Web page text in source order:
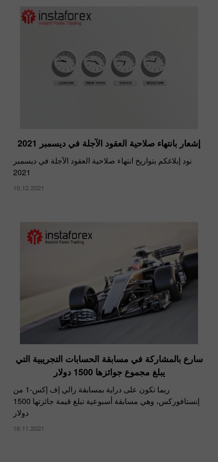
إشعار بانتهاء صلاحية العقود الآجلة في ديسمبر 2021
نود إبلاغكم بتواريخ انتهاء صلاحية العقود الآجلة في ديسمبر
2021
10.12.2021
سارع بالمشاركة في مسابقة الحسابات التجريبية التي
يبلغ مجموع جوائزها 1500 دولار
ربما تكون على دراية بمسابقة رالي إف إكس-1 من
إنستافوركس، وهي مسابقة أسبوعية تبلغ قيمة جائزتها 1500
دولار
16.11.2021